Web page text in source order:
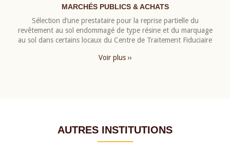
MARCHÉS PUBLICS & ACHATS
Sélection d’une prestataire pour la reprise partielle du
revêtement au sol endommagé de type résine et du marquage
au sol dans certains locaux du Centre de Traitement Fiduciaire
Voir plus ››
AUTRES INSTITUTIONS